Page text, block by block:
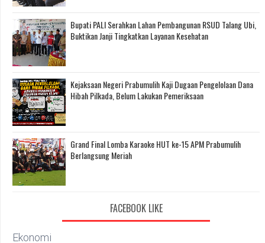
Bupati PALI Serahkan Lahan Pembangunan RSUD Talang Ubi,
Buktikan Janji Tingkatkan Layanan Kesehatan
Kejaksaan Negeri Prabumulih Kaji Dugaan Pengelolaan Dana
Hibah Pilkada, Belum Lakukan Pemeriksaan
Grand Final Lomba Karaoke HUT ke-15 APM Prabumulih
Berlangsung Meriah
FACEBOOK LIKE
Ekonomi